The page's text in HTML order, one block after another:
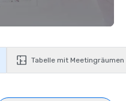
Tabelle mit Meetingräumen